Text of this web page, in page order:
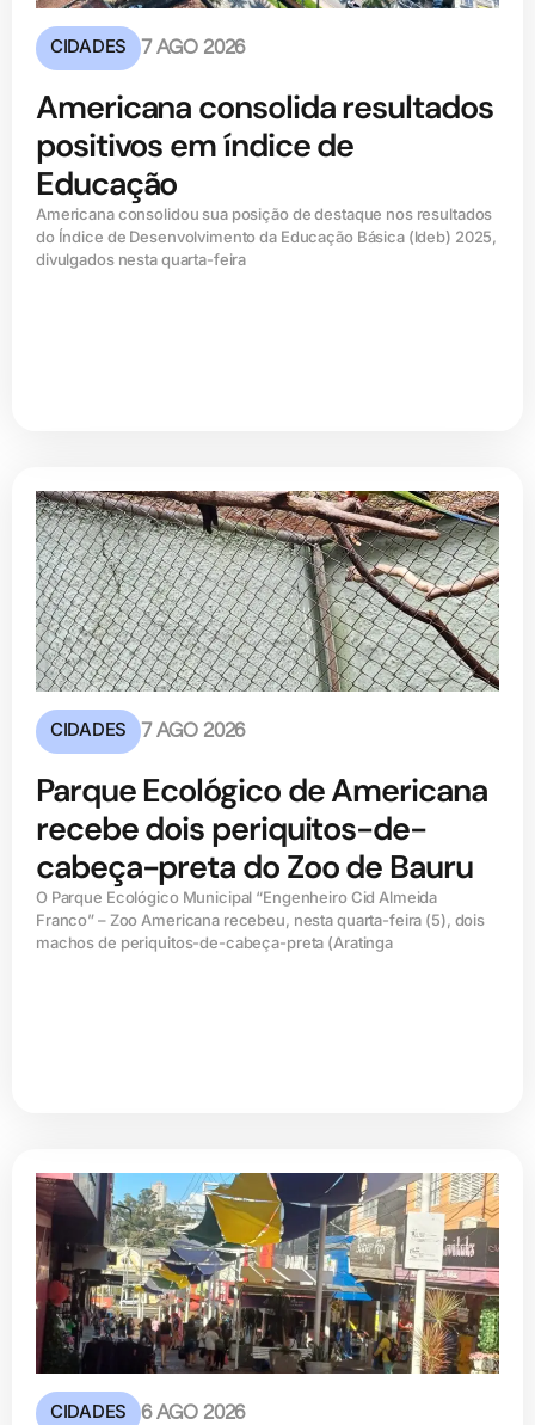
CIDADES 7 AGO 2026
Americana consolida resultados
positivos em índice de
Educação
Americana consolidou sua posição de destaque nos resultados
do Índice de Desenvolvimento da Educação Básica (ldeb) 2025,
divulgados nesta quarta-feira
CIDADES 7 AGO 2026
Parque Ecológico de Americana
recebe dois periquitos-de-
cabeça-preta do Zoo de Bauru
O Parque Ecológico Municipal “Engenheiro Cid Almeida
Franco” – Zoo Americana recebeu, nesta quarta-feira (5), dois
machos de periquitos-de-cabeça-preta (Aratinga
CIDADES 6 AGO 2026